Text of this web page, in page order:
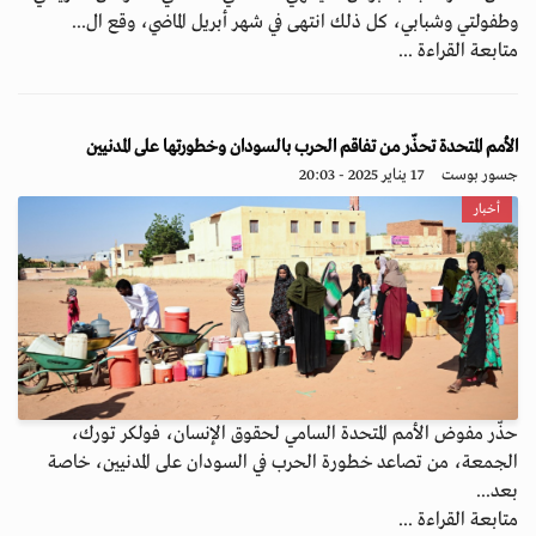
وطفولتي وشبابي، كل ذلك انتهى في شهر أبريل الماضي، وقع ال...
متابعة القراءة ...
الأمم المتحدة تحذّر من تفاقم الحرب بالسودان وخطورتها على المدنيين
جسور بوست 17 يناير 2025 - 20:03
أخبار
حذّر مفوض الأمم المتحدة السامي لحقوق الإنسان، فولكر تورك،
الجمعة، من تصاعد خطورة الحرب في السودان على المدنيين، خاصة
بعد...
متابعة القراءة ...